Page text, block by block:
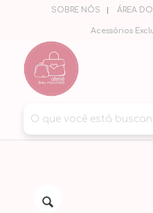
SOBRE NÓS ÁREA
Acessórios